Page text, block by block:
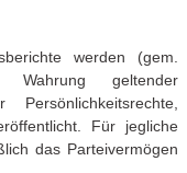
werden (gem.
geltender
Für jegliche
das Parteivermögen